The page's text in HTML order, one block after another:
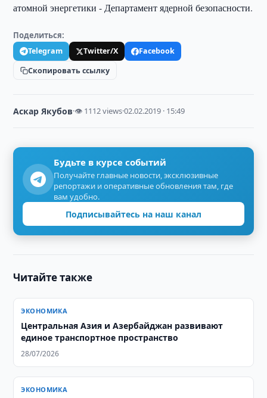
атомной энергетики - Департамент ядерной безопасности.
Поделиться:
Telegram Twitter/X
Facebook
Скопировать ссылку
Аскар Якубов·👁 1112 views·02.02.2019 · 15:49
Будьте в курсе событий
Получайте главные новости, эксклюзивные
репортажи и оперативные обновления там, где
вам удобно.
Подписывайтесь на наш канал
Читайте также
ЭКОНОМИКА
Центральная Азия и Азербайджан развивают
единое транспортное пространство
28/07/2026
ЭКОНОМИКА